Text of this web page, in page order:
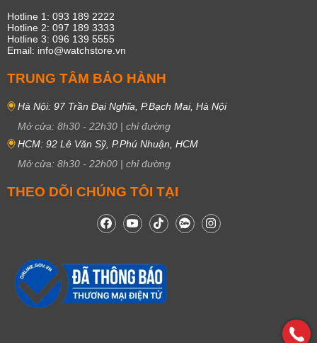
Hotline 1: 093 189 2222
Hotline 2: 097 189 3333
Hotline 3: 096 139 5555
Email: info@watchstore.vn
TRUNG TÂM BẢO HÀNH
Hà Nội: 97 Trần Đại Nghĩa, P.Bạch Mai, Hà Nội
Mở cửa: 8h30 - 22h30 | chỉ đường
HCM: 92 Lê Văn Sỹ, P.Phú Nhuận, HCM
Mở cửa: 8h30 - 22h00 | chỉ đường
THEO DÕI CHÚNG TÔI TẠI